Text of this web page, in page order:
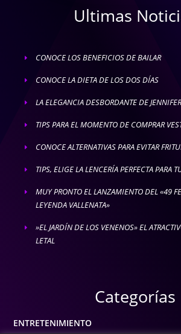
Ultimas
E CONOCE LOS BENEFICIOS DE BAILAR
E CONOCE LA DIETA DE LOS DOS DÍAS
E LA ELEGANCIA DESBORDANTE DE
E TIPS PARA EL MOMENTO DE COMPRAR
E CONOCE ALTERNATIVAS PARA EVITAR
E TIPS, ELIGE LA LENCERÍA PERFECTA PARA
E
MUY PRONTO EL LANZAMIENTO DEL «49
LEYENDA VALLENATA»
E
»EL JARDÍN DE LOS VENENOS» EL
LETAL
Categorías
ENTRETENIMIENTO